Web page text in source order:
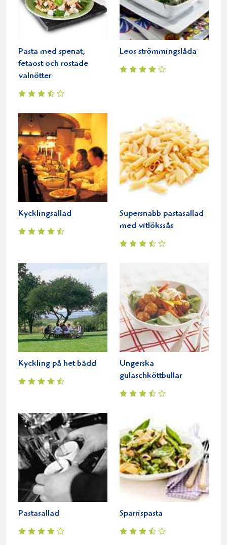
Pasta med spenat,
fetaost och rostade
valnötter
Leos strömmingslåda
Kycklingsallad
Supersnabb pastasallad
med vitlökssås
Kyckling på het bädd
Ungerska
gulaschköttbullar
Pastasallad Sparrispasta